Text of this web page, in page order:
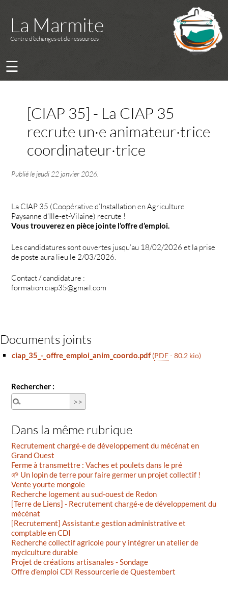
La Marmite
Centre d’échanges et de ressources
☰
[CIAP 35] - La CIAP 35
recrute un·e animateur·trice
coordinateur·trice
Publié le jeudi 22 janvier 2026
La CIAP 35 (Coopérative d’Installation en Agriculture
Paysanne d’Ille-et-Vilaine) recrute !
Vous trouverez en pièce jointe l’offre d’emploi.
Les candidatures sont ouvertes jusqu’au 18/02/2026 et la prise
de poste aura lieu le 2/03/2026.
Contact / candidature :
formation.ciap35@gmail.com
Documents joints
ciap_35_-_offre_emploi_anim_coordo.pdf (PDF-80.2 kio)
Rechercher :
Dans la même rubrique
Recrutement chargé·e de développement du mécénat en
Grand Ouest
Ferme à transmettre : Vaches et poulets dans le pré
🌱 Un lopin de terre pour faire germer un projet collectif !
Vente yourte mongole
Recherche logement au sud-ouest de Redon
[Terre de Liens] - Recrutement chargé·e de développement du
mécénat
[Recrutement] Assistant.e gestion administrative et
comptable en CDI
Recherche collectif agricole pour y intégrer un atelier de
myciculture durable
Projet de créations artisanales - Sondage
Offre d’emploi CDI Ressourcerie de Questembert